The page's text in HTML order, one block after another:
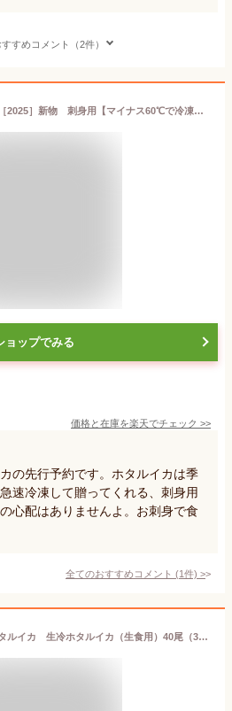
すめコメント（2件）
「ご予約」ほたるいか［2025］新物 刺身用【マイナス60℃で冷凍】（最高級品) A級品 たっぷり1キロ 250g×4パック 2セット購入で1セットおまけ計3キロ！ホタルイカ
ョップでみる
価格と在庫を楽天でチェック >>
の先行予約です。ホタルイカは季
速冷凍して贈ってくれる、刺身用
心配はありませんよ。お刺身で食
全てのおすすめコメント (1件) >
【朝市場直行】冷凍ホタルイカ 生冷ホタルイカ（生食用）40尾（300-350g位） 兵庫県 【冷凍】